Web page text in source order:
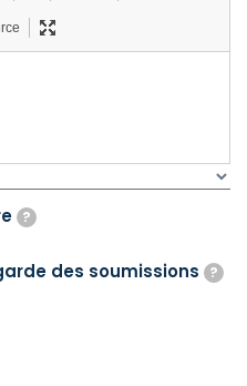
?
des soumissions ?